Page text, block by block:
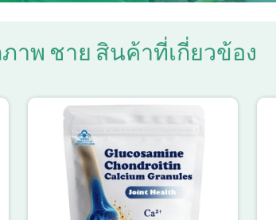
พ ชาย สินค้าที่เกี่ยวข้อง